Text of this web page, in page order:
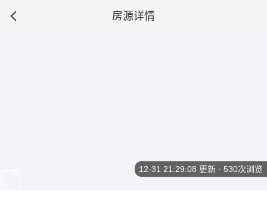
房源详情
12-31 21:29:08 更新 · 530次浏览